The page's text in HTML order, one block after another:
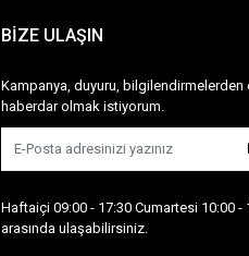
BİZE ULAŞIN
Kampanya, duyuru, bilgilendirmelerden
haberdar olmak istiyorum.
Haftaiçi 09:00 - 17:30 Cumartesi 10:00 -
arasında ulaşabilirsiniz.